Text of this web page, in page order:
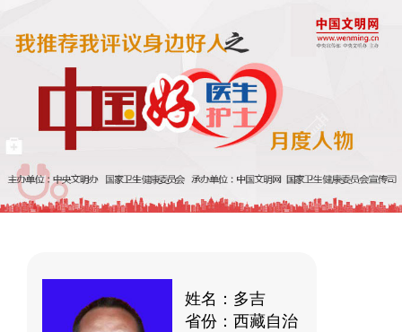
姓名：多吉
省份：西藏自治